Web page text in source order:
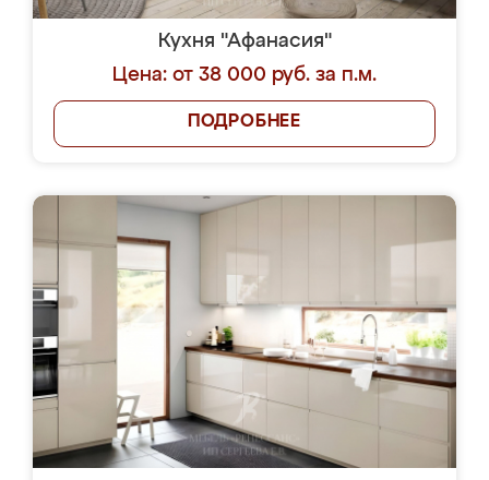
Кухня "Афанасия"
Цена: от 38 000 руб. за п.м.
ПОДРОБНЕЕ